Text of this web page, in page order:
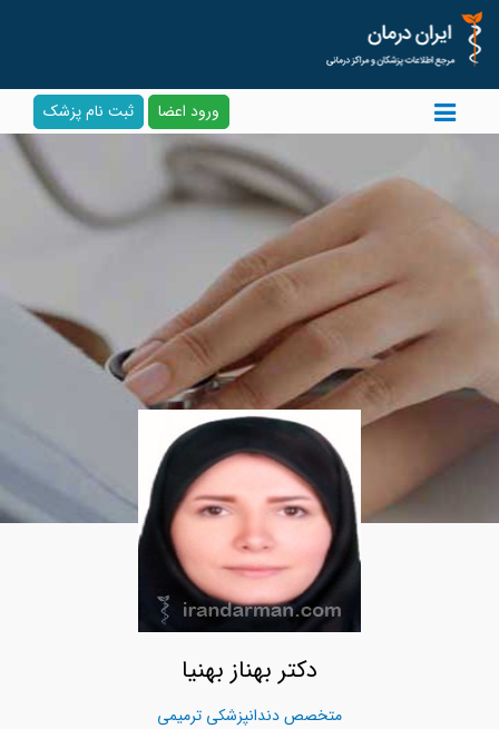
ورود اعضا ثبت نام پزشک
دکتر بهناز بهنیا
متخصص دندانپزشکی ترمیمی